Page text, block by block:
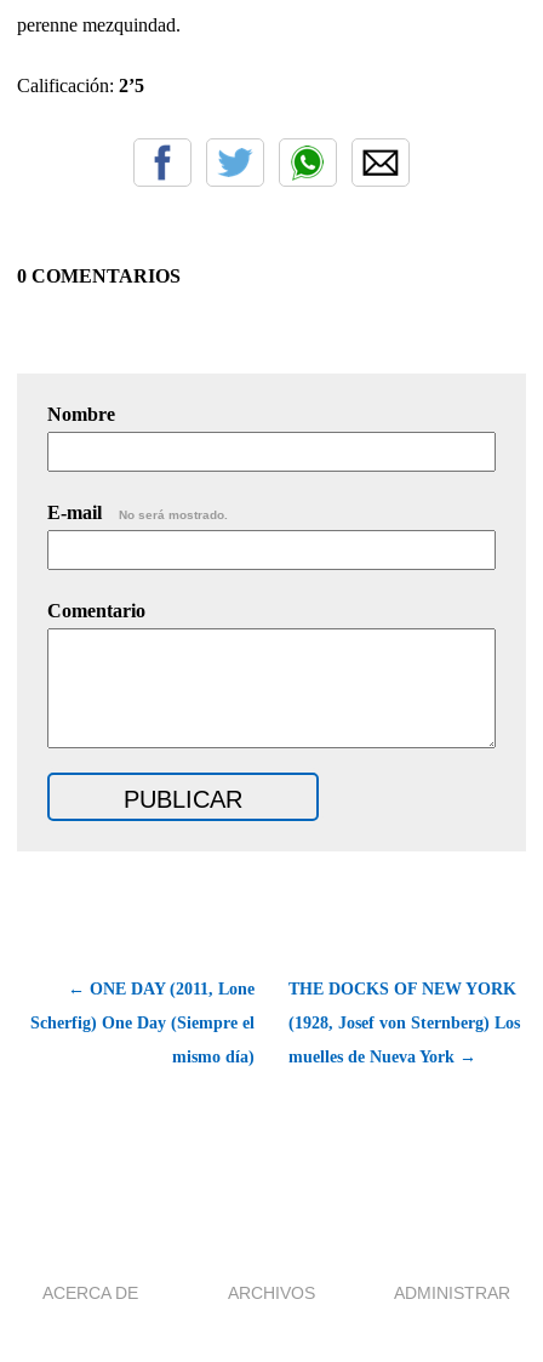
perenne mezquindad.
Calificación: 2’5
0 COMENTARIOS
Nombre
E-mail No será mostrado.
Comentario
← ONE DAY (2011, Lone
Scherfig) One Day (Siempre el
mismo día)
THE DOCKS OF NEW YORK
(1928, Josef von Sternberg) Los
muelles de Nueva York →
ACERCA DE ARCHIVOS ADMINISTRAR